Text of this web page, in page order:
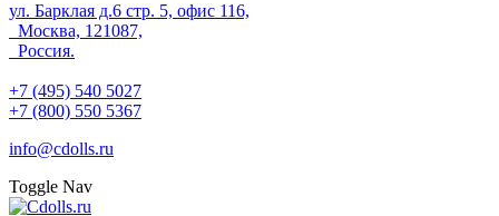
ул. Барклая д.6 стр. 5, офис 116,
Москва, 121087,
Россия.
+7 (495) 540 5027
+7 (800) 550 5367
info@cdolls.ru
Toggle Nav